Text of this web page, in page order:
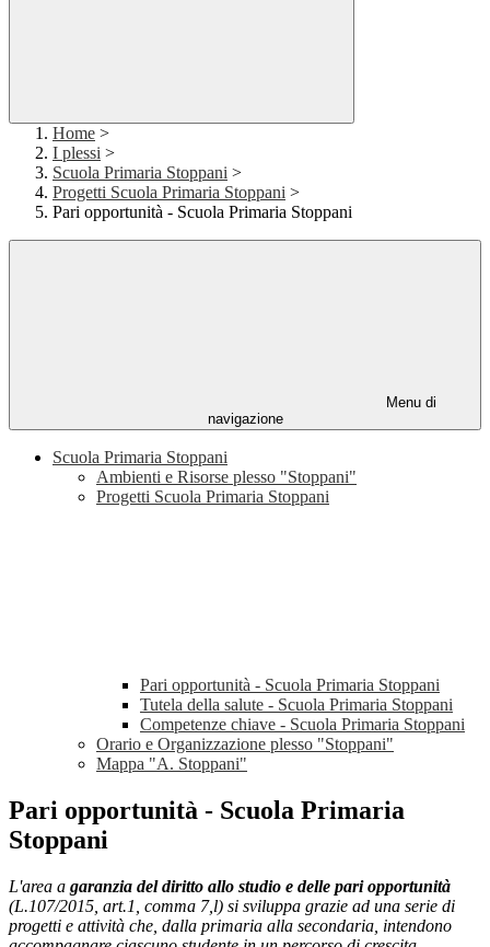
Home >
I plessi >
Scuola Primaria Stoppani >
Progetti Scuola Primaria Stoppani >
Pari opportunità - Scuola Primaria Stoppani
Menu di
navigazione
Scuola Primaria Stoppani
Ambienti e Risorse plesso "Stoppani"
Progetti Scuola Primaria Stoppani
Pari opportunità - Scuola Primaria Stoppani
Tutela della salute - Scuola Primaria Stoppani
Competenze chiave - Scuola Primaria Stoppani
Orario e Organizzazione plesso "Stoppani"
Mappa "A. Stoppani"
Pari opportunità - Scuola Primaria
Stoppani
L'area a garanzia del diritto allo studio e delle pari opportunità
(L.107/2015, art.1, comma 7,l) si sviluppa grazie ad una serie di
progetti e attività che, dalla primaria alla secondaria, intendono